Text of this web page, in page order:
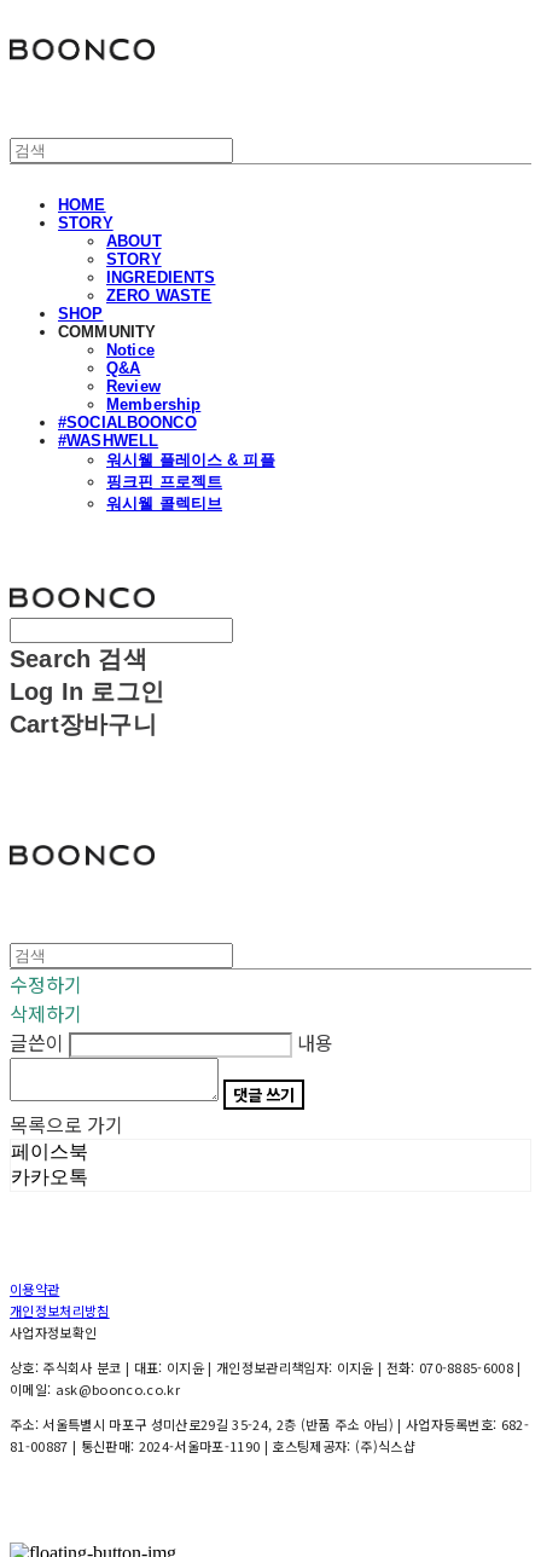
HOME
STORY
ABOUT
STORY
INGREDIENTS
ZERO WASTE
SHOP
COMMUNITY
Notice
Q&A
Review
Membership
#SOCIALBOONCO
#WASHWELL
워시웰 플레이스 & 피플
핑크핀 프로젝트
워시웰 콜렉티브
Search 검색
Log In 로그인
Cart장바구니
수정하기
삭제하기
글쓴이
내용
댓글 쓰기
목록으로 가기
페이스북
카카오톡
이용약관
개인정보처리방침
사업자정보확인
상호: 주식회사 분코 | 대표: 이지윤 | 개인정보관리책임자: 이지윤 | 전화: 070-8885-6008 |
이메일: ask@boonco.co.kr
주소: 서울특별시 마포구 성미산로29길 35-24, 2층 (반품 주소 아님) | 사업자등록번호: 682-
81-00887 | 통신판매: 2024-서울마포-1190 | 호스팅제공자: (주)식스샵